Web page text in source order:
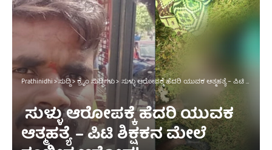
Prathinidhi>ಸುದ್ದಿ>ಕ್ರೈಂ ಸುದ್ದಿಗಳು>ಸುಳ್ಳು ಆರೋಪಕ್ಕೆ ಹೆದರಿ ಯುವಕ ಆತ್ಮಹತ್ಯೆ – ಪಿಟಿ ಶಿಕ್ಷಕನ ಮೇಲೆ ಗಂಭೀರ ಆರೋಪ!
ಸುಳ್ಳು ಆರೋಪಕ್ಕೆ ಹೆದರಿ ಯುವಕ
ಆತ್ಮಹತ್ಯೆ – ಪಿಟಿ ಶಿಕ್ಷಕನ ಮೇಲೆ